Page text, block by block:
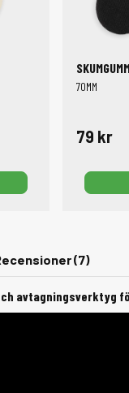
(7)
avtagningsverktyg
70MM
79 kr